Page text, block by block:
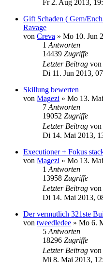
Fr 2. Aug 2013,
Gift Schaden ( Gem/
Ravage
von Creva » Mo 10. Jun
1 Antworten
14439 Zugriffe
Letzter Beitrag von
Di 11. Jun 2013,
Skillung bewerten
von Magezi » Mo 13.
7 Antworten
19052 Zugriffe
Letzter Beitrag von
Di 14. Mai 2013,
Executioner + Fokus
von Magezi » Mo 13.
1 Antworten
13958 Zugriffe
Letzter Beitrag von
Di 14. Mai 2013,
Der vermutlich 321ste
von tweedledee » Mo 6.
5 Antworten
18296 Zugriffe
Letzter Beitrag von
Mi 8. Mai 2013,